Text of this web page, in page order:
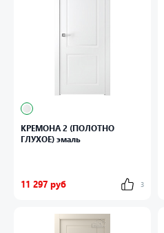
КРЕМОНА 2 (ПОЛОТНО
ГЛУХОЕ) эмаль
11 297 руб 3